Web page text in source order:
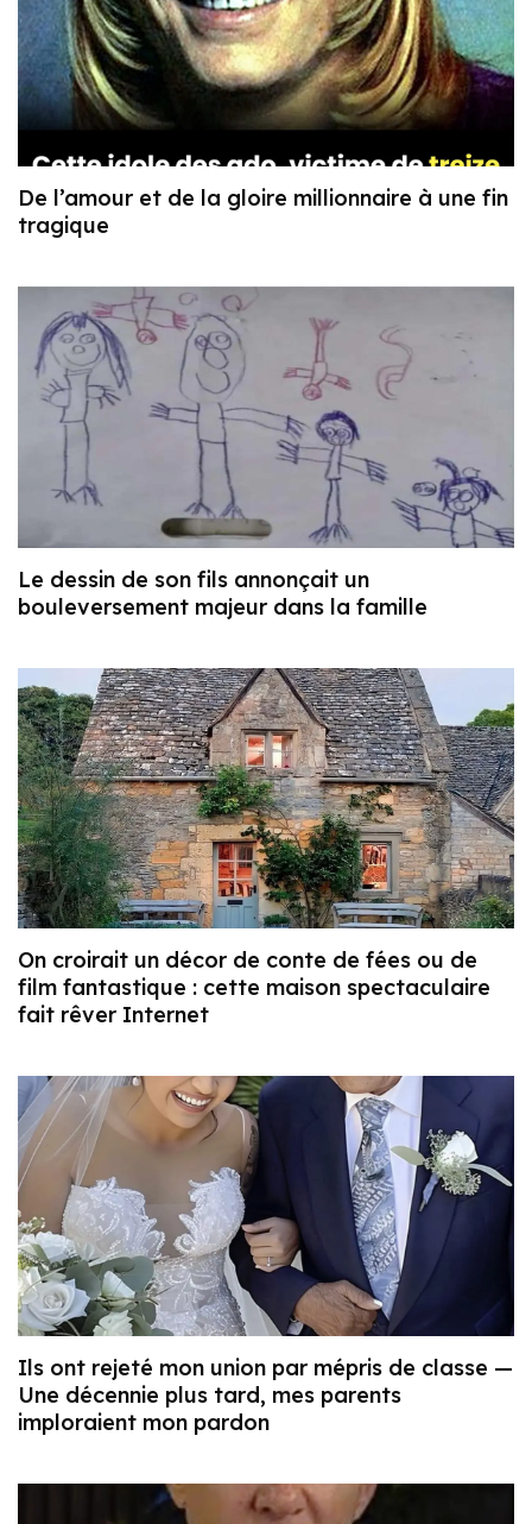
De l’amour et de la gloire millionnaire à une fin
tragique
Le dessin de son fils annonçait un
bouleversement majeur dans la famille
On croirait un décor de conte de fées ou de
film fantastique : cette maison spectaculaire
fait rêver Internet
Ils ont rejeté mon union par mépris de classe —
Une décennie plus tard, mes parents
imploraient mon pardon